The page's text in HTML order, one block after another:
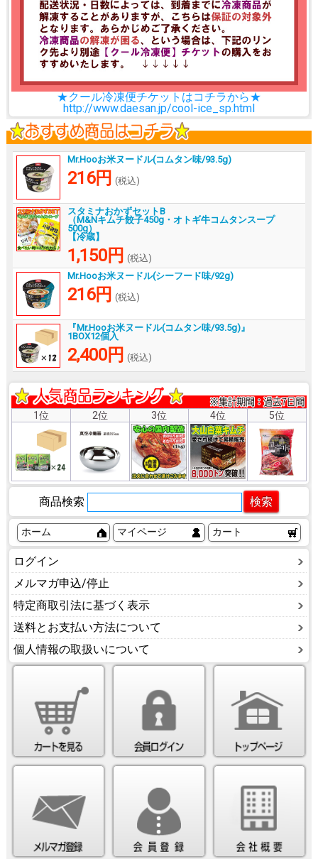
★クール冷凍便チケットはコチラから★
http://www.daesan.jp/cool-ice_sp.html
Mr.Hooお米ヌードル(コムタン味/93.5g)
216円 (税込)
スタミナおかずセットB
（M&Nキムチ餃子450g・オトギ牛コムタンスープ
500g）
【冷蔵】
1,150円 (税込)
Mr.Hooお米ヌードル(シーフード味/92g)
216円 (税込)
『Mr.Hooお米ヌードル(コムタン味/93.5g)』
1BOX12個入
2,400円 (税込)
1位 2位 3位 4位 5位
商品検索
ホーム マイページ カート
ログイン
メルマガ申込/停止
特定商取引法に基づく表示
送料とお支払い方法について
個人情報の取扱いについて